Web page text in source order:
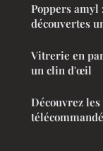
Poppers amyl
découvertes
Vitrerie en
un clin d'œil
Découvrez